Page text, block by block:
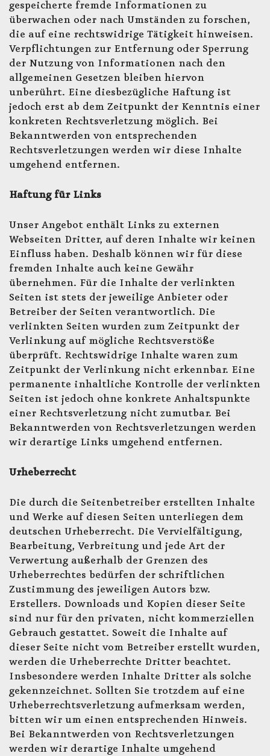
gespeicherte fremde Informationen zu
überwachen oder nach Umständen zu forschen,
die auf eine rechtswidrige Tätigkeit hinweisen.
Verpflichtungen zur Entfernung oder Sperrung
der Nutzung von Informationen nach den
allgemeinen Gesetzen bleiben hiervon
unberührt. Eine diesbezügliche Haftung ist
jedoch erst ab dem Zeitpunkt der Kenntnis einer
konkreten Rechtsverletzung möglich. Bei
Bekanntwerden von entsprechenden
Rechtsverletzungen werden wir diese Inhalte
umgehend entfernen.
Haftung für Links
Unser Angebot enthält Links zu externen
Webseiten Dritter, auf deren Inhalte wir keinen
Einfluss haben. Deshalb können wir für diese
fremden Inhalte auch keine Gewähr
übernehmen. Für die Inhalte der verlinkten
Seiten ist stets der jeweilige Anbieter oder
Betreiber der Seiten verantwortlich. Die
verlinkten Seiten wurden zum Zeitpunkt der
Verlinkung auf mögliche Rechtsverstöße
überprüft. Rechtswidrige Inhalte waren zum
Zeitpunkt der Verlinkung nicht erkennbar. Eine
permanente inhaltliche Kontrolle der verlinkten
Seiten ist jedoch ohne konkrete Anhaltspunkte
einer Rechtsverletzung nicht zumutbar. Bei
Bekanntwerden von Rechtsverletzungen werden
wir derartige Links umgehend entfernen.
Urheberrecht
Die durch die Seitenbetreiber erstellten Inhalte
und Werke auf diesen Seiten unterliegen dem
deutschen Urheberrecht. Die Vervielfältigung,
Bearbeitung, Verbreitung und jede Art der
Verwertung außerhalb der Grenzen des
Urheberrechtes bedürfen der schriftlichen
Zustimmung des jeweiligen Autors bzw.
Erstellers. Downloads und Kopien dieser Seite
sind nur für den privaten, nicht kommerziellen
Gebrauch gestattet. Soweit die Inhalte auf
dieser Seite nicht vom Betreiber erstellt wurden,
werden die Urheberrechte Dritter beachtet.
Insbesondere werden Inhalte Dritter als solche
gekennzeichnet. Sollten Sie trotzdem auf eine
Urheberrechtsverletzung aufmerksam werden,
bitten wir um einen entsprechenden Hinweis.
Bei Bekanntwerden von Rechtsverletzungen
werden wir derartige Inhalte umgehend